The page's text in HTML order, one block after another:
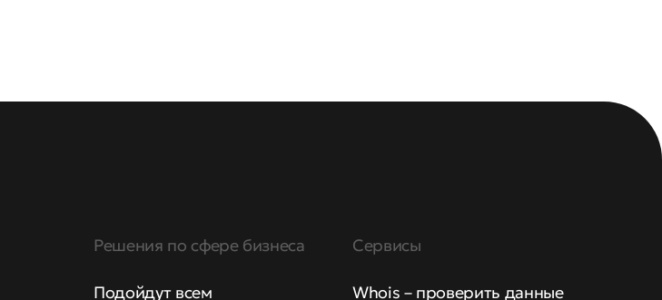
Решения по сфере бизнеса
Подойдут всем
Сервисы
Whois – проверить данные